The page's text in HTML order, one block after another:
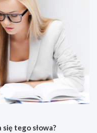
tego słowa?